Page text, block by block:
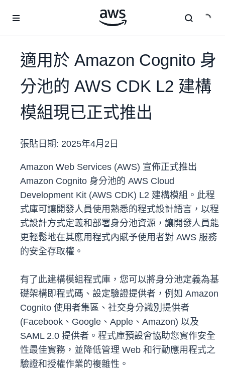
適用於 Amazon Cognito 身
分池的 AWS CDK L2 建構
模組現已正式推出
張貼日期: 2025年4月2日
Amazon Web Services (AWS) 宣佈正式推出
Amazon Cognito 身分池的 AWS Cloud
Development Kit (AWS CDK) L2 建構模組。此程
式庫可讓開發人員使用熟悉的程式設計語言，以程
式設計方式定義和部署身分池資源，讓開發人員能
更輕鬆地在其應用程式內賦予使用者對 AWS 服務
的安全存取權。
有了此建構模組程式庫，您可以將身分池定義為基
礎架構即程式碼、設定驗證提供者，例如 Amazon
Cognito 使用者集區、社交身分識別提供者
(Facebook、Google、Apple、Amazon) 以及
SAML 2.0 提供者。程式庫預設會協助您實作安全
性最佳實務，並降低管理 Web 和行動應用程式之
驗證和授權作業的複雜性。